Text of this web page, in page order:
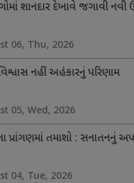
શાનદાર દેખાવે જગાવી નવી
06, Thu, 2026
નહીં અહંકારનું પરિણામ
05, Wed, 2026
પ્રાંગણમાં તમાશો : સનાતનનું
04, Tue, 2026